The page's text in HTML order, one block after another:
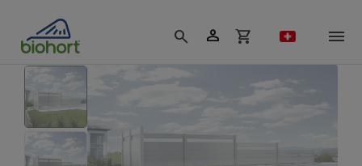
search person shopping_cart